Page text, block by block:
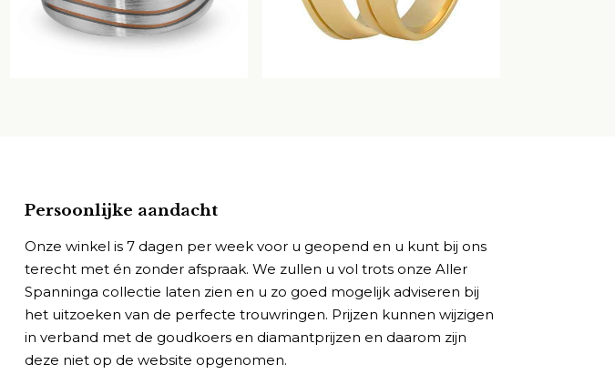
Persoonlijke aandacht
Onze winkel is 7 dagen per week voor u geopend en u kunt bij ons
terecht met én zonder afspraak. We zullen u vol trots onze Aller
Spanninga collectie laten zien en u zo goed mogelijk adviseren bij
het uitzoeken van de perfecte trouwringen. Prijzen kunnen wijzigen
in verband met de goudkoers en diamantprijzen en daarom zijn
deze niet op de website opgenomen.